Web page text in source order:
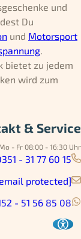
und
Du
und Motorsport
bietet zu jedem
wird zum
& Service
Mo - Fr 08:00 - 16:30 Uhr
- 31 77 60 15
protected]
- 51 56 85 08